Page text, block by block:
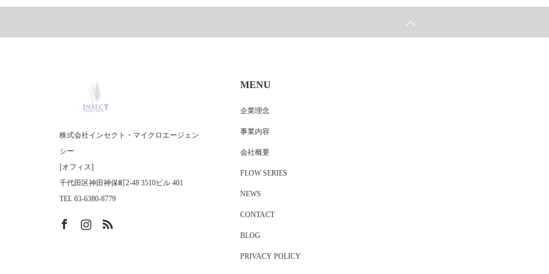
MENU
企業理念
事業内容
会社概要
FLOW SERIES
NEWS
CONTACT
BLOG
PRIVACY POLICY
株式会社インセクト・マイクロエージェン
シー
[オフィス]
千代田区神田神保町2-48 3510ビル 401
TEL 03-6380-8779